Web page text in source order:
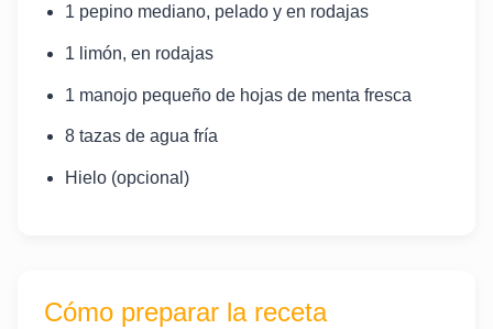
1 pepino mediano, pelado y en rodajas
1 limón, en rodajas
1 manojo pequeño de hojas de menta fresca
8 tazas de agua fría
Hielo (opcional)
Cómo preparar la receta